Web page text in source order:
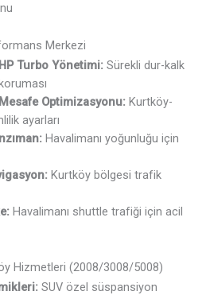
Merkezi
Turbo Yönetimi: Sürekli dur-kalk
Optimizasyonu: Kurtköy-
ayarları
Havalimanı yoğunluğu için
Kurtköy bölgesi trafik
Havalimanı shuttle trafiği için acil
Hizmetleri (2008/3008/5008)
SUV özel süspansiyon